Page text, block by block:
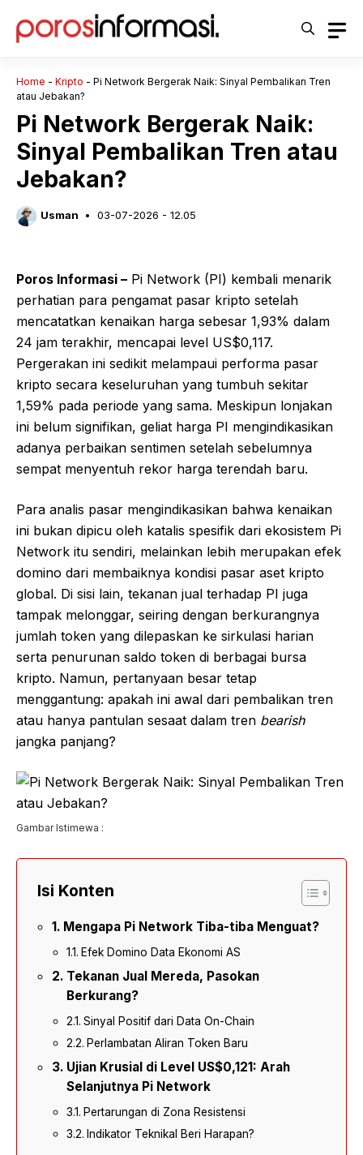
Home - Kripto - Pi Network Bergerak Naik: Sinyal Pembalikan Tren
atau Jebakan?
Pi Network Bergerak Naik:
Sinyal Pembalikan Tren atau
Jebakan?
Usman 03-07-2026 - 12.05
Poros Informasi – Pi Network (PI) kembali menarik
perhatian para pengamat pasar kripto setelah
mencatatkan kenaikan harga sebesar 1,93% dalam
24 jam terakhir, mencapai level US$0,117.
Pergerakan ini sedikit melampaui performa pasar
kripto secara keseluruhan yang tumbuh sekitar
1,59% pada periode yang sama. Meskipun lonjakan
ini belum signifikan, geliat harga PI mengindikasikan
adanya perbaikan sentimen setelah sebelumnya
sempat menyentuh rekor harga terendah baru.
Para analis pasar mengindikasikan bahwa kenaikan
ini bukan dipicu oleh katalis spesifik dari ekosistem Pi
Network itu sendiri, melainkan lebih merupakan efek
domino dari membaiknya kondisi pasar aset kripto
global. Di sisi lain, tekanan jual terhadap PI juga
tampak melonggar, seiring dengan berkurangnya
jumlah token yang dilepaskan ke sirkulasi harian
serta penurunan saldo token di berbagai bursa
kripto. Namun, pertanyaan besar tetap
menggantung: apakah ini awal dari pembalikan tren
atau hanya pantulan sesaat dalam tren bearish
jangka panjang?
Gambar Istimewa :
Isi Konten
Mengapa Pi Network Tiba-tiba Menguat?
Efek Domino Data Ekonomi AS
Tekanan Jual Mereda, Pasokan
Berkurang?
Sinyal Positif dari Data On-Chain
Perlambatan Aliran Token Baru
Ujian Krusial di Level US$0,121: Arah
Selanjutnya Pi Network
Pertarungan di Zona Resistensi
Indikator Teknikal Beri Harapan?